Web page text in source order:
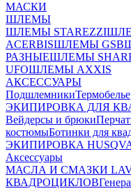
МАСКИ
ШЛЕМЫ
ШЛЕМЫ STAREZZI
ACERBISШЛЕМЫ GSB
РАЗНЫЕШЛЕМЫ
UFOШЛЕМЫ AXXIS
АКСЕССУАРЫ
ПодшлемникиТермобелье
ЭКИПИРОВКА ДЛЯ
Вейдерсы и брюки
костюмыБотинки для
ЭКИПИРОВКА
Аксессуары
МАСЛА И СМАЗКИ
КВАДРОЦИКЛОВ